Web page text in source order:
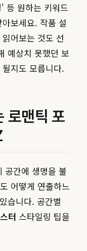
등 원하는 키워드
보세요. 작품 설
어보는 것도 선
예상치 못했던 보
지도 모릅니다.
로맨틱 포
공간에 생명을 불
어떻게 연출하느
습니다. 공간별
터 스타일링 팁을